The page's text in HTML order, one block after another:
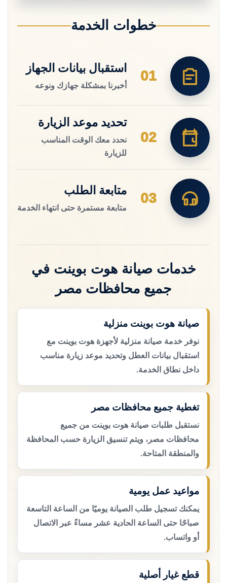
خطوات الخدمة
01
استقبال بيانات الجهاز
أخبرنا بمشكلة جهازك ونوعه
02
تحديد موعد الزيارة
نحدد معك الوقت المناسب
للزيارة
03
متابعة الطلب
متابعة مستمرة حتى انتهاء الخدمة
خدمات صيانة هوت بوينت في
جميع محافظات مصر
صيانة هوت بوينت منزلية
نوفر خدمة صيانة منزلية لأجهزة هوت بوينت مع
استقبال بيانات العطل وتحديد موعد زيارة مناسب
داخل نطاق الخدمة.
تغطية جميع محافظات مصر
نستقبل طلبات صيانة هوت بوينت من جميع
محافظات مصر، ويتم تنسيق الزيارة حسب المحافظة
والمنطقة المتاحة.
مواعيد عمل يومية
يمكنك تسجيل طلب الصيانة يوميًا من الساعة التاسعة
صباحًا حتى الساعة الحادية عشر مساءً عبر الاتصال
أو واتساب.
قطع غيار أصلية